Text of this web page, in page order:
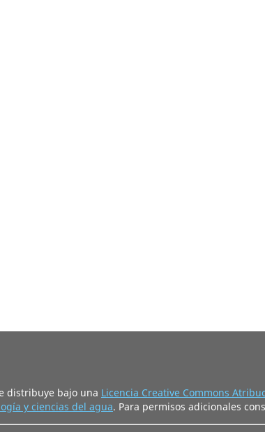
distribuye bajo una Licencia Creative Commons
y ciencias del agua. Para permisos adicionales